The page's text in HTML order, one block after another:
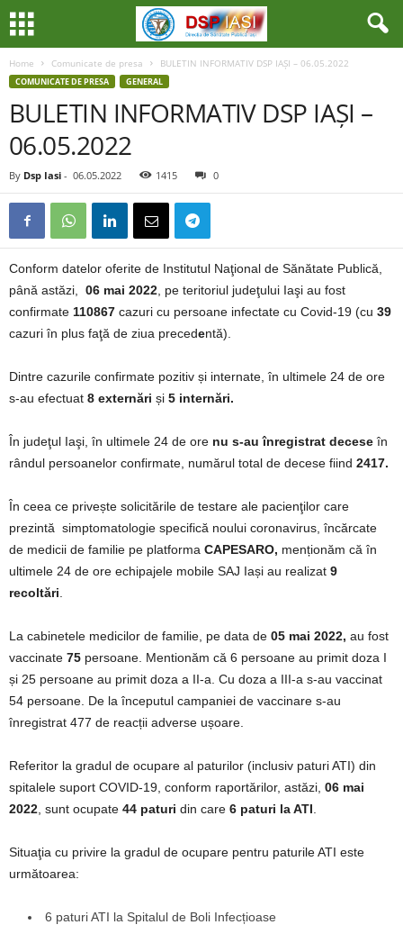
Home Comunicate de presa BULETIN INFORMATIV DSP IAȘI – 06.05.2022
COMUNICATE DE PRESA GENERAL
BULETIN INFORMATIV DSP IAȘI –
06.05.2022
By Dsp Iasi - 06.05.2022 1415 0
Conform datelor oferite de Institutul Naţional de Sănătate Publică,
până astăzi, 06 mai 2022 , pe teritoriul judeţului Iaşi au fost
confirmate 110867 cazuri cu persoane infectate cu Covid-19 (cu 39
cazuri în plus faţă de ziua precedentă).
Dintre cazurile confirmate pozitiv și internate, în ultimele 24 de ore
s-au efectuat 8 externări și 5 internări.
În judeţul Iaşi, în ultimele 24 de ore nu s-au înregistrat decese în
rândul persoanelor confirmate, numărul total de decese fiind 2417.
În ceea ce privește solicitările de testare ale pacienţilor care
prezintă simptomatologie specifică noului coronavirus, încărcate
de medicii de familie pe platforma CAPESARO, menționăm că în
ultimele 24 de ore echipajele mobile SAJ Iași au realizat 9
recoltări
La cabinetele medicilor de familie, pe data de 05 mai 2022, au fost
vaccinate 75 persoane. Mentionăm că 6 persoane au primit doza I
și 25 persoane au primit doza a II-a. Cu doza a III-a s-au vaccinat
54 persoane. De la începutul campaniei de vaccinare s-au
înregistrat 477 de reacții adverse ușoare.
Referitor la gradul de ocupare al paturilor (inclusiv paturi ATI) din
spitalele suport COVID-19, conform raportărilor, astăzi, 06 mai
2022 , sunt ocupate 44 paturi din care 6 paturi la ATI
Situaţia cu privire la gradul de ocupare pentru paturile ATI este
următoarea:
6 paturi ATI la Spitalul de Boli Infecțioase